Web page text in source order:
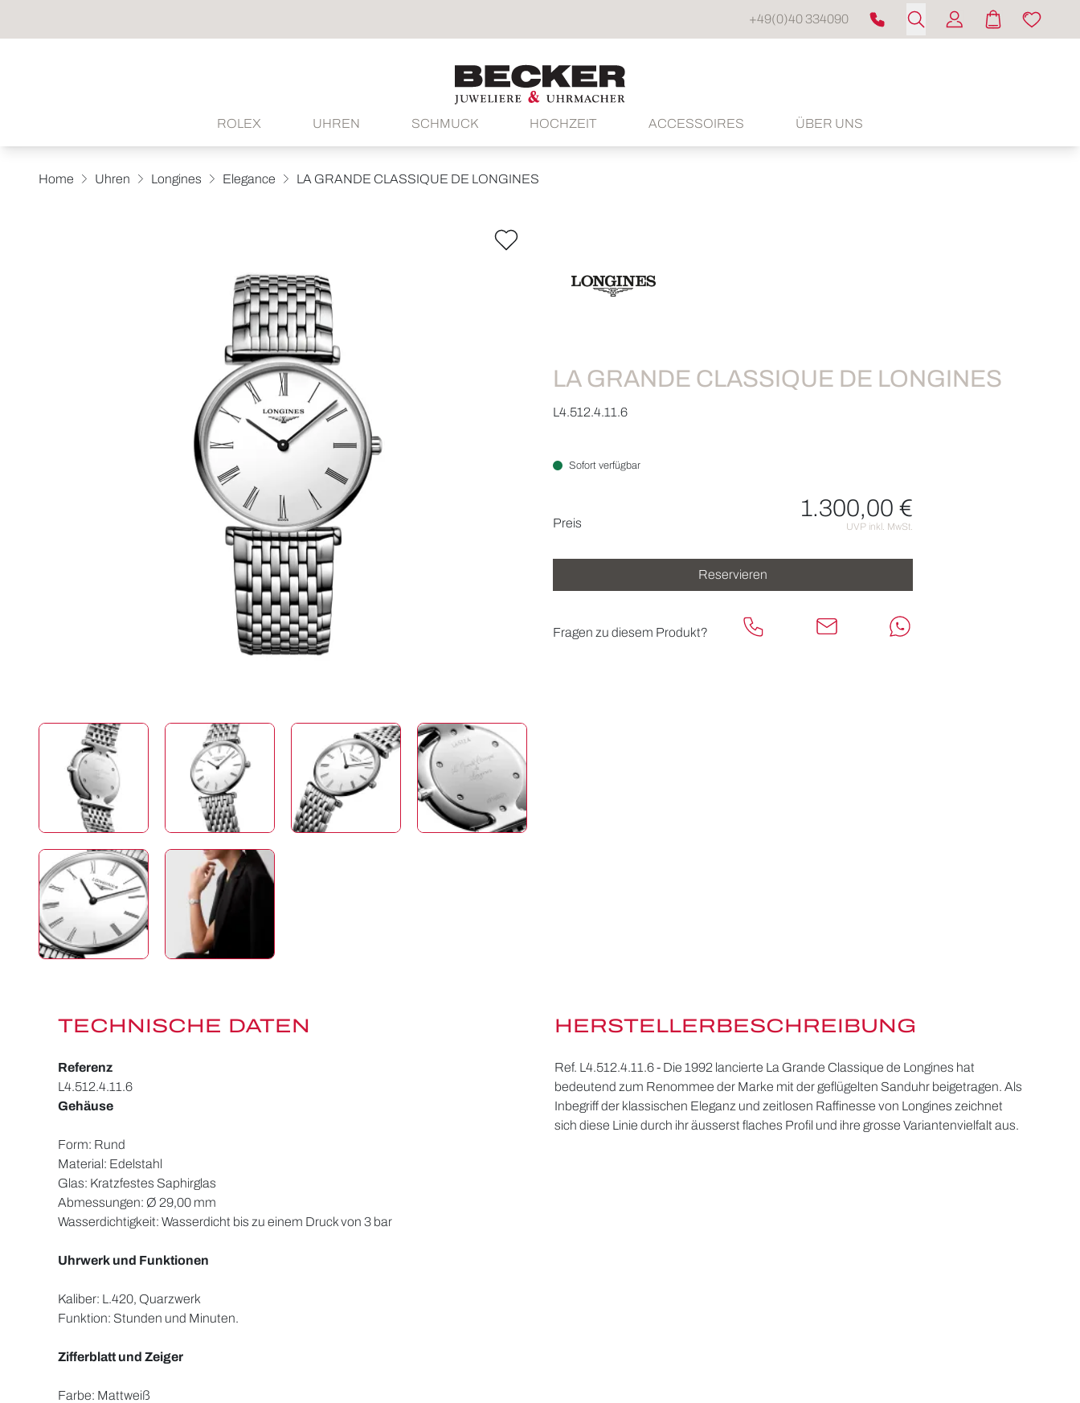
+49(0)40 334090
ROLEX UHREN SCHMUCK HOCHZEIT ACCESSOIRES ÜBER UNS
Home Uhren Longines Elegance LA GRANDE CLASSIQUE DE LONGINES
LA GRANDE CLASSIQUE DE LONGINES
L4.512.4.11.6
Sofort verfügbar
Preis
1.300,00 €
UVP inkl. MwSt.
Reservieren
Fragen zu diesem Produkt?
TECHNISCHE DATEN
Referenz
L4.512.4.11.6
Gehäuse
Form: Rund
Material: Edelstahl
Glas: Kratzfestes Saphirglas
Abmessungen: Ø 29,00 mm
Wasserdichtigkeit: Wasserdicht bis zu einem Druck von 3 bar
Uhrwerk und Funktionen
Kaliber: L.420, Quarzwerk
Funktion: Stunden und Minuten.
Zifferblatt und Zeiger
Farbe: Mattweiß
HERSTELLERBESCHREIBUNG
Ref. L4.512.4.11.6 - Die 1992 lancierte La Grande Classique de Longines hat
bedeutend zum Renommee der Marke mit der geflügelten Sanduhr beigetragen. Als
Inbegriff der klassischen Eleganz und zeitlosen Raffinesse von Longines zeichnet
sich diese Linie durch ihr äusserst flaches Profil und ihre grosse Variantenvielfalt aus.